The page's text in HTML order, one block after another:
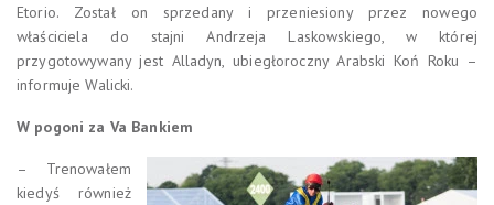
Etorio. Został on sprzedany i przeniesiony przez nowego
właściciela do stajni Andrzeja Laskowskiego, w której
przygotowywany jest Alladyn, ubiegłoroczny Arabski Koń Roku –
informuje Walicki.
W pogoni za Va Bankiem
– Trenowałem
kiedyś również